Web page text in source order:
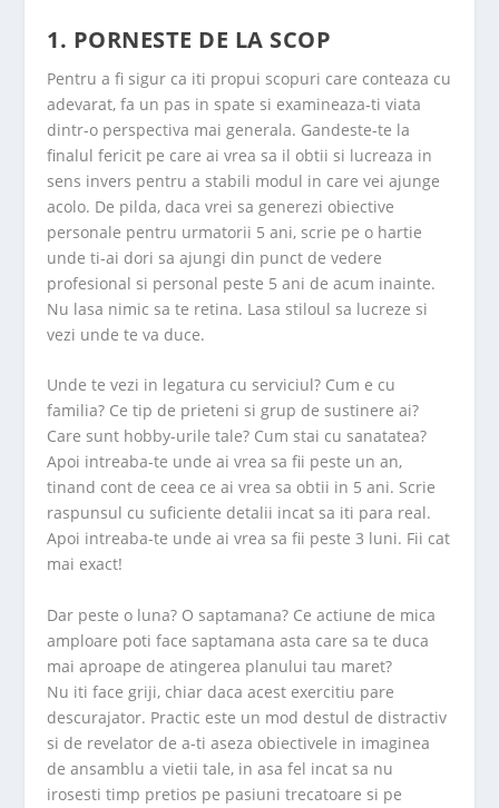
1. PORNESTE DE LA SCOP
Pentru a fi sigur ca iti propui scopuri care conteaza cu
adevarat, fa un pas in spate si examineaza-ti viata
dintr-o perspectiva mai generala. Gandeste-te la
finalul fericit pe care ai vrea sa il obtii si lucreaza in
sens invers pentru a stabili modul in care vei ajunge
acolo. De pilda, daca vrei sa generezi obiective
personale pentru urmatorii 5 ani, scrie pe o hartie
unde ti-ai dori sa ajungi din punct de vedere
profesional si personal peste 5 ani de acum inainte.
Nu lasa nimic sa te retina. Lasa stiloul sa lucreze si
vezi unde te va duce.
Unde te vezi in legatura cu serviciul? Cum e cu
familia? Ce tip de prieteni si grup de sustinere ai?
Care sunt hobby-urile tale? Cum stai cu sanatatea?
Apoi intreaba-te unde ai vrea sa fii peste un an,
tinand cont de ceea ce ai vrea sa obtii in 5 ani. Scrie
raspunsul cu suficiente detalii incat sa iti para real.
Apoi intreaba-te unde ai vrea sa fii peste 3 luni. Fii cat
mai exact!
Dar peste o luna? O saptamana? Ce actiune de mica
amploare poti face saptamana asta care sa te duca
mai aproape de atingerea planului tau maret?
Nu iti face griji, chiar daca acest exercitiu pare
descurajator. Practic este un mod destul de distractiv
si de revelator de a-ti aseza obiectivele in imaginea
de ansamblu a vietii tale, in asa fel incat sa nu
irosesti timp pretios pe pasiuni trecatoare si pe